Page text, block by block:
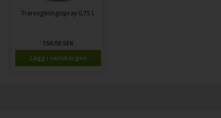
Trärengöringsspray 0,75 L
150,00 SEK